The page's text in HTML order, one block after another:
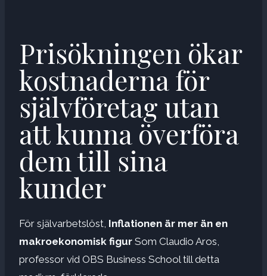
Prisökningen ökar
kostnaderna för
självföretag utan
att kunna överföra
dem till sina
kunder
För självarbetslöst, Inflationen är mer än en
makroekonomisk figur Som Claudio Aros,
professor vid OBS Business School till detta